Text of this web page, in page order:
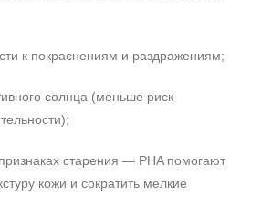
к покраснениям и раздражениям;
солнца (меньше риск
старения — PHA помогают
кожи и сократить мелкие